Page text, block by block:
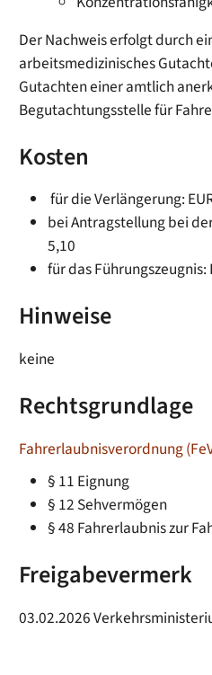
Der Nachweis erfolgt durch
arbeitsmedizinisches
Gutachten einer amtlich
Begutachtungsstelle für
Kosten
für die Verlängerung:
bei Antragstellung bei
5,10
für das Führungszeugnis:
Hinweise
keine
Rechtsgrundlage
Fahrerlaubnisverordnung
§ 11 Eignung
§ 12 Sehvermögen
§ 48 Fahrerlaubnis zur
Freigabevermerk
03.02.2026